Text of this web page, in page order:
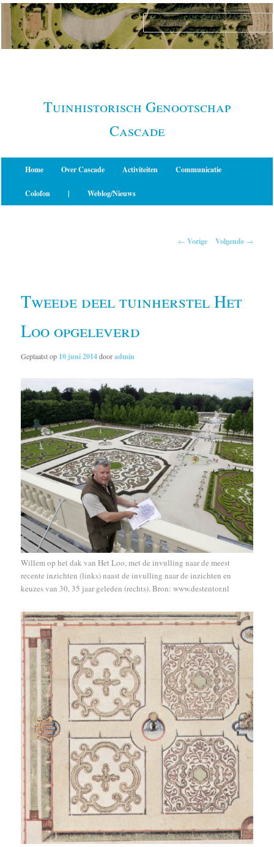
Spring
naar
primaire
Tuinhistorisch Genootschap
Cascade
Home Over Cascade Activiteiten Communicatie
Colofon | Weblog/Nieuws
← Vorige Volgende →
Tweede deel tuinherstel Het
Loo opgeleverd
Geplaatst op 10 juni 2014dooradmin
Willem op het dak van Het Loo, met de invulling naar de meest
recente inzichten (links) naast de invulling naar de inzichten en
keuzes van 30, 35 jaar geleden (rechts). Bron: www.destentor.nl